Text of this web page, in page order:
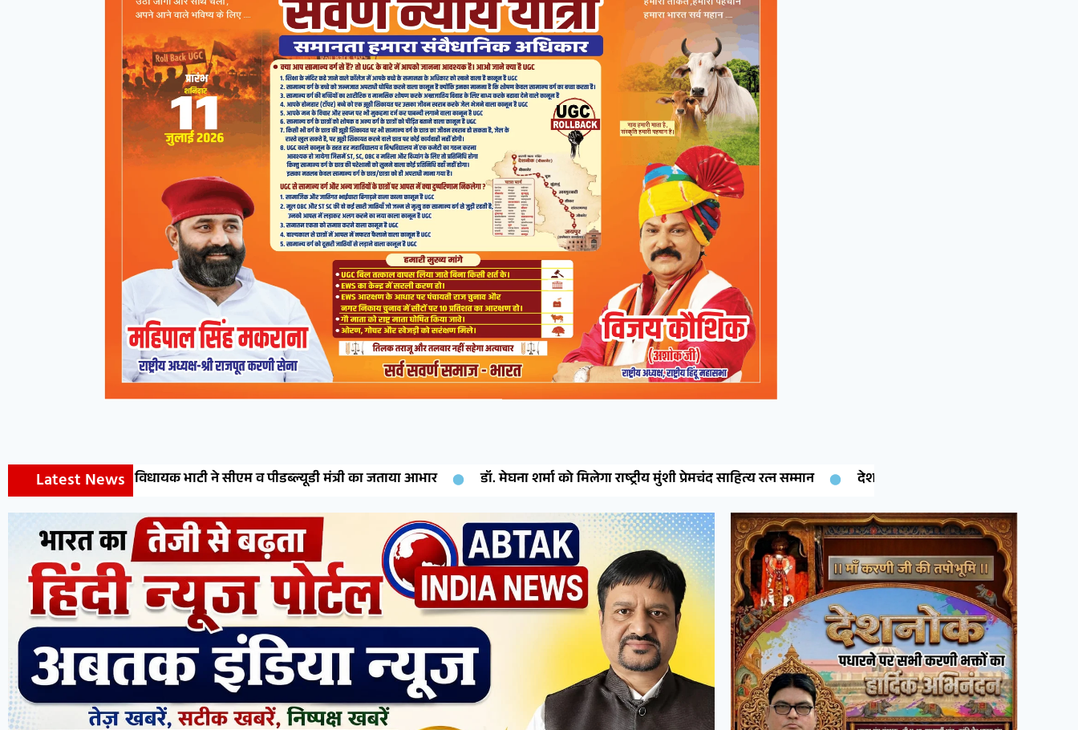
Latest News
भाटी ने सीएम व पीडब्ल्यूडी मंत्री का जताया आभार डॉ. मेघना शर्मा को मिलेगा राष्ट्रीय मुंशी प्रेमचंद साहित्य रत्न सम्मान देशनोक की बेटी गरिमा चारण ने रचा इतिहास: कंप्यूटर साइंस में